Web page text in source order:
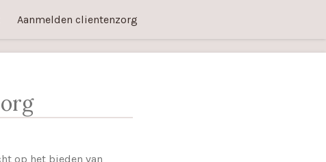
Aanmelden clientenzorg
op het bieden van